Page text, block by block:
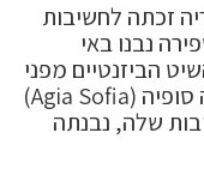
זכתה לחשיבות
מחודשת. במאה ה-6 לספירה נבנו באי
הביזנטיים מפני
התקפות פיראטים. הכנסייה של אגיה סופיה (Agia Sofia)
שלה, נבנתה